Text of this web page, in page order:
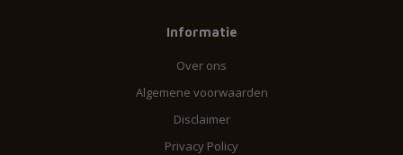
Informatie
Over ons
Algemene voorwaarden
Disclaimer
Privacy Policy